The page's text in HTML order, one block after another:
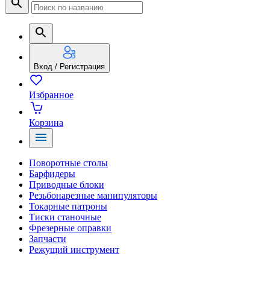
Вход / Регистрация
Избранное
Корзина
Поворотные столы
Барфидеры
Приводные блоки
Резьбонарезные манипуляторы
Токарные патроны
Тиски станочные
Фрезерные оправки
Запчасти
Режущий инструмент